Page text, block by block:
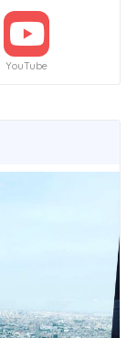
YouTube